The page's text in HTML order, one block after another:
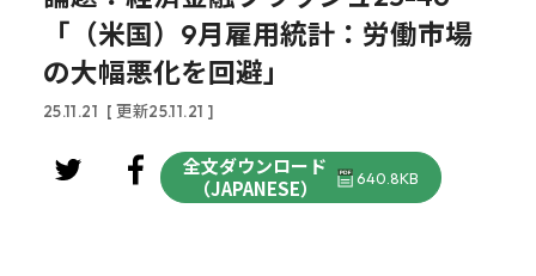
「（米国）9月雇用統計：労働市場
の大幅悪化を回避」
25.11.21 [ 更新25.11.21 ]
全文ダウンロード
（JAPANESE）
640.8KB